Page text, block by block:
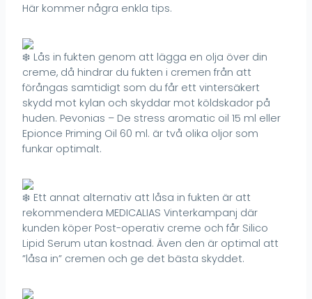
Här kommer några enkla tips.
Lås in fukten genom att lägga en olja över din
creme, då hindrar du fukten i cremen från att
förångas samtidigt som du får ett vintersäkert
skydd mot kylan och skyddar mot köldskador på
huden. Pevonias – De stress aromatic oil 15 ml eller
Epionce Priming Oil 60 ml. är två olika oljor som
funkar optimalt.
Ett annat alternativ att låsa in fukten är att
rekommendera MEDICALIAS Vinterkampanj där
kunden köper Post-operativ creme och får Silico
Lipid Serum utan kostnad. Även den är optimal att
”låsa in” cremen och ge det bästa skyddet.